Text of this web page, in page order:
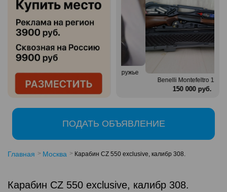
Продам итальянское ружье
Silma M70
80 000 руб.
Benelli Montefeltro 12/76
150 000 руб.
ПОДАТЬ ОБЪЯВЛЕНИЕ
Главная Москва Карабин CZ 550 exclusive, калибр 308.
Карабин CZ 550 exclusive, калибр 308.